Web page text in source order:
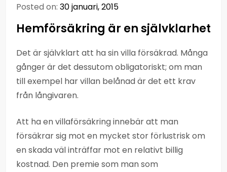
Posted on: 30 januari, 2015
Hemförsäkring är en självklarhet
Det är självklart att ha sin villa försäkrad. Många
gånger är det dessutom obligatoriskt; om man
till exempel har villan belånad är det ett krav
från långivaren.
Att ha en villaförsäkring innebär att man
försäkrar sig mot en mycket stor förlustrisk om
en skada väl inträffar mot en relativt billig
kostnad. Den premie som man som